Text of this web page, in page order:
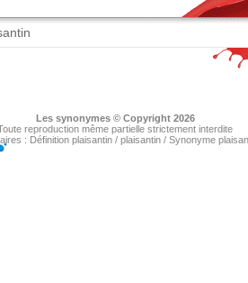
Les synonymes© Copyright 2026
reproduction même partielle strictement interdite
: Définition plaisantin / plaisantin / Synonyme